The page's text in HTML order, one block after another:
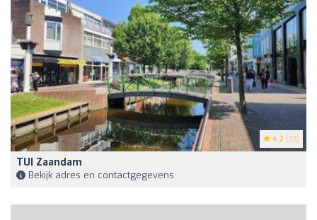
4.2 (37)
TUI Zaandam
Bekijk adres en contactgegevens